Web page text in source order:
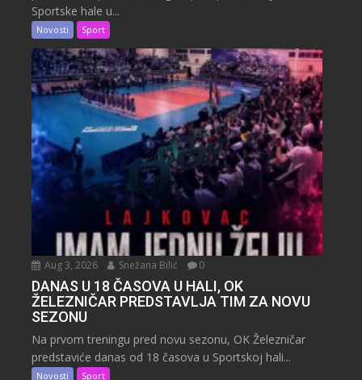
Sportske hale u...
Novosti Sport
Aug 3, 2026 Snežana Bilić 0
DANAS U 18 ČASOVA U HALI, OK
ŽELEZNIČAR PREDSTAVLJA TIM ZA NOVU
SEZONU
Na prvom treningu pred novu sezonu, OK Železničar
predstaviće danas od 18 časova u Sportskoj hali...
Novosti Sport